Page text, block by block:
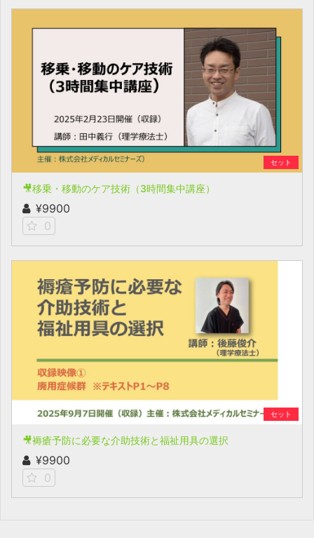
セット
🎥移乗・移動のケア技術（3時間集中講座）
¥9900
0
セット
🎥褥瘡予防に必要な介助技術と福祉用具の選択
¥9900
0